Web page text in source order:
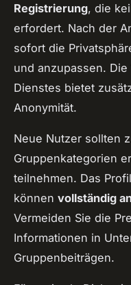
Registrierung, die
erfordert. Nach der
sofort die
und anzupassen.
Dienstes bietet
Anonymität.
Neue Nutzer sollten
Gruppenkategorien
teilnehmen. Das
können vollständig
Vermeiden Sie die
Informationen in
Gruppenbeiträgen.